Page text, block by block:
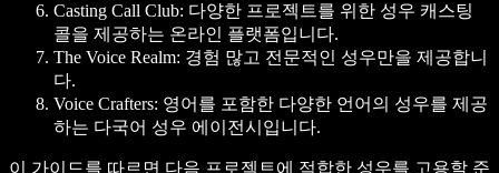
Casting Call Club: 다양한 프로젝트를 위한 성우 캐스팅
콜을 제공하는 온라인 플랫폼입니다.
The Voice Realm: 경험 많고 전문적인 성우만을 제공합니
다.
Voice Crafters: 영어를 포함한 다양한 언어의 성우를 제공
하는 다국어 성우 에이전시입니다.
이 가이드를 따르면 다음 프로젝트에 적합한 성우를 고용할 준